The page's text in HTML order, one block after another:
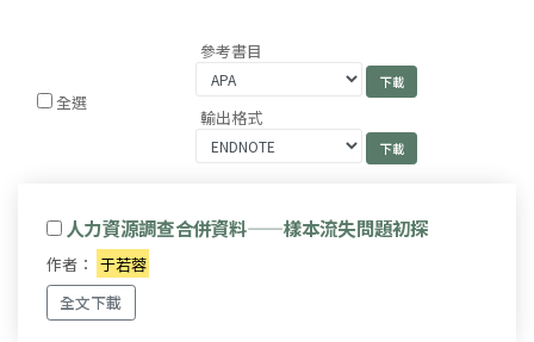
全選
參考書目
輸出格式
人力資源調查合併資料——樣本流失問題初探
作者： 于若蓉
全文下載